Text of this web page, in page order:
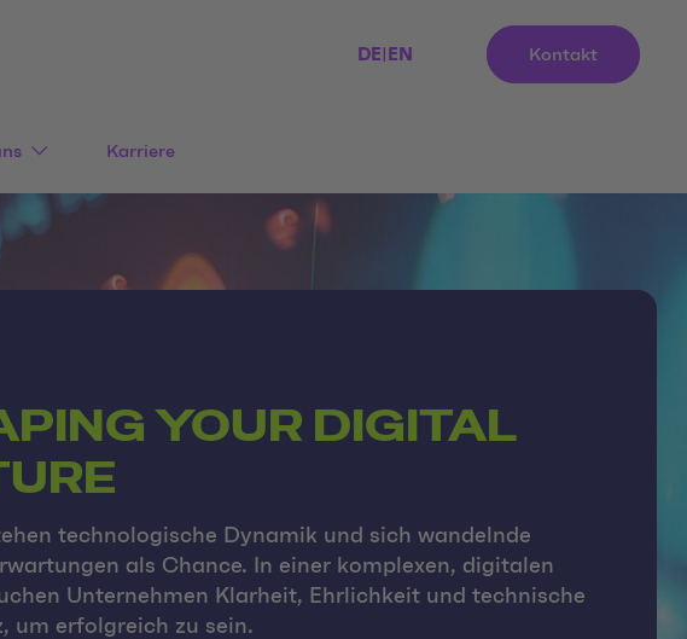
DE EN Kontakt
Karriere
YOUR DIGITAL
technologische Dynamik und sich wandelnde
als Chance. In einer komplexen, digitalen
Unternehmen Klarheit, Ehrlichkeit und technische
um erfolgreich zu sein.